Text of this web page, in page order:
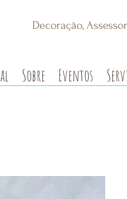
Decoração,
Sobre Eventos